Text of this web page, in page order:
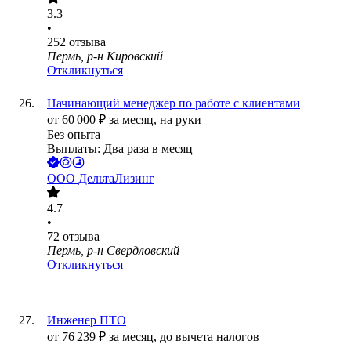
3.3
•
252 отзыва
Пермь, р-н Кировский
Откликнуться
Начинающий менеджер по работе с клиентами
от 60 000 ₽ за месяц, на руки
Без опыта
Выплаты: Два раза в месяц
ООО ДельтаЛизинг
4.7
•
72 отзыва
Пермь, р-н Свердловский
Откликнуться
Инженер ПТО
от 76 239 ₽ за месяц, до вычета налогов